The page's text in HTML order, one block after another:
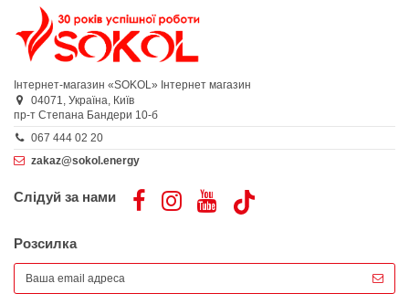
Інтернет-магазин «SOKOL» Інтернет магазин
04071, Україна, Київ
пр-т Степана Бандери 10-б
067 444 02 20
zakaz@sokol.energy
Слідуй за нами
Розсилка